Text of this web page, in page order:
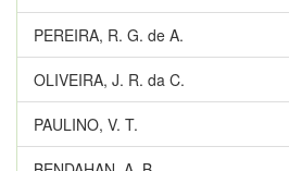
PEREIRA, R. G. de A.
OLIVEIRA, J. R. da C.
PAULINO, V. T.